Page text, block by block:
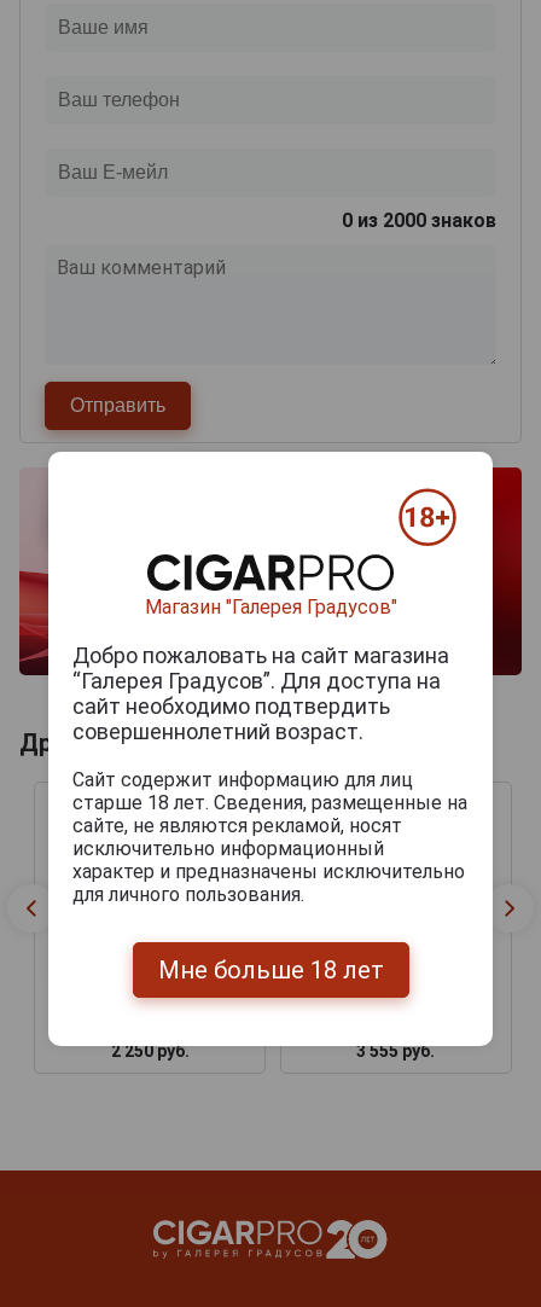
0 из 2000 знаков
Другие продукты бренда OLIVA
Сигары Oliva Serie V
2 250 руб.
Сигары Oliva Serie V
3 555 руб.
Магазин "Галерея Градусов"
Добро пожаловать на сайт магазина
“Галерея Градусов”. Для доступа на
сайт необходимо подтвердить
совершеннолетний возраст.
Сайт содержит информацию для лиц
старше 18 лет. Сведения, размещенные на
сайте, не являются рекламой, носят
исключительно информационный
характер и предназначены исключительно
для личного пользования.
Мне больше 18 лет